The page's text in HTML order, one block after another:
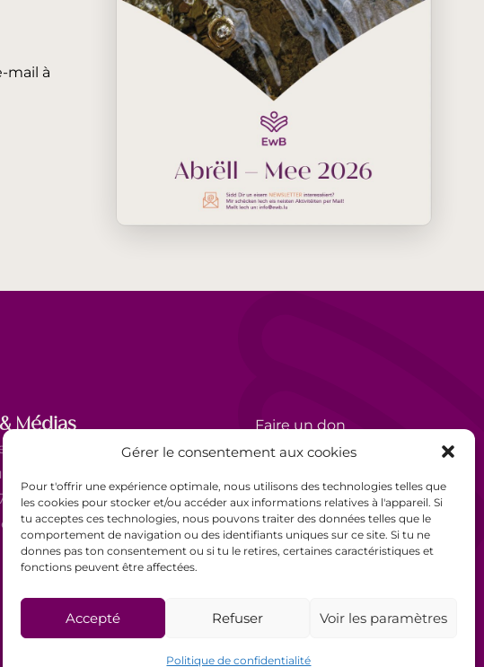
Gérer le consentement aux cookies
Pour t'offrir une expérience optimale, nous utilisons des technologies telles que
les cookies pour stocker et/ou accéder aux informations relatives à l'appareil. Si
tu acceptes ces technologies, nous pouvons traiter des données telles que le
comportement de navigation ou des identifiants uniques sur ce site. Si tu ne
donnes pas ton consentement ou si tu le retires, certaines caractéristiques et
fonctions peuvent être affectées.
Accepté Refuser Voir les paramètres
Politique de confidentialité
mail à
Médias
Marie-Thérèse
340
Faire un don
Bénévolat
Mentions légales
Conditions générales de